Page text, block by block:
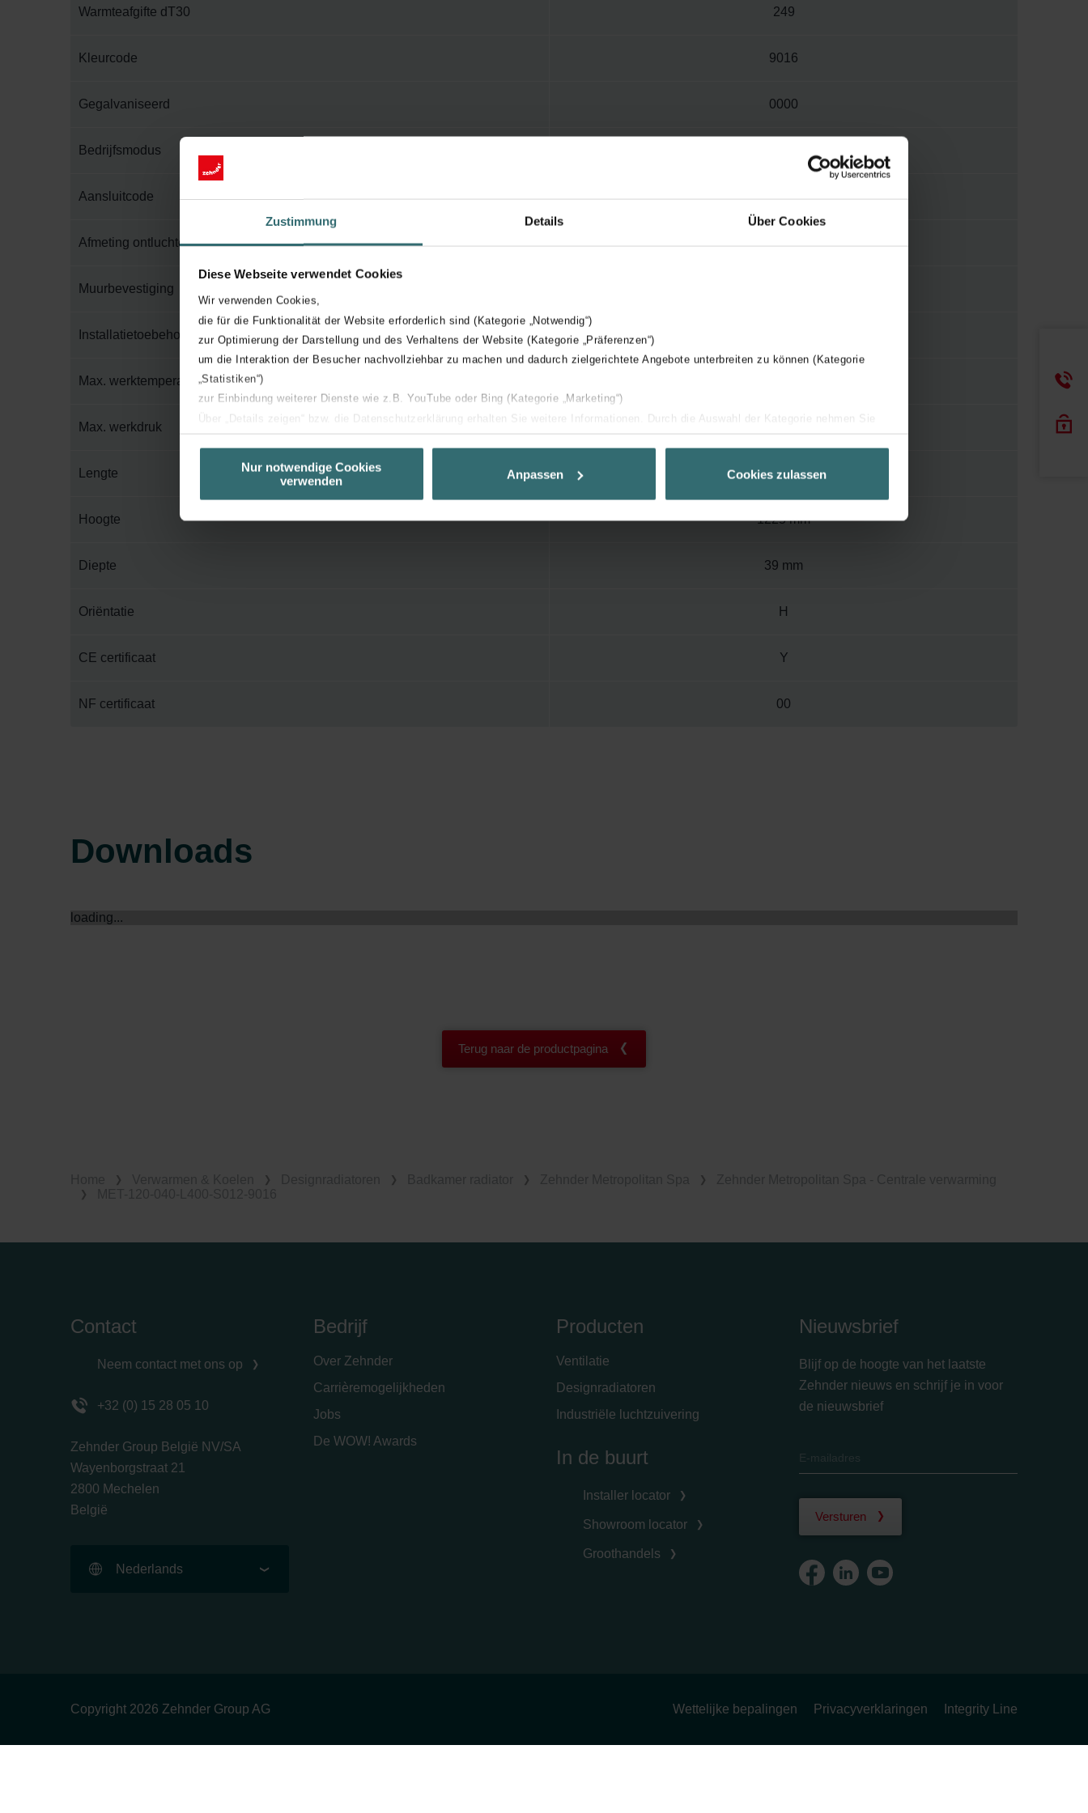
Zustimmung Details Über Cookies
Diese Webseite verwendet Cookies
Wir verwenden Cookies,
die für die Funktionalität der Website erforderlich sind (Kategorie „Notwendig“)
zur Optimierung der Darstellung und des Verhaltens der Website (Kategorie „Präferenzen“)
um die Interaktion der Besucher nachvollziehbar zu machen und dadurch zielgerichtete Angebote unterbreiten zu können (Kategorie
„Statistiken“)
zur Einbindung weiterer Dienste wie z.B. YouTube oder Bing (Kategorie „Marketing“)
Über „Details zeigen“ bzw. die Datenschutzerklärung erhalten Sie weitere Informationen. Durch die Auswahl der Kategorie nehmen Sie
unserer Website verwenden, um Ihnen die bestmögliche Nutzererfahrung zu ermöglichen und Ihnen maßgeschneiderte Informationen
basierend auf Ihren Interessen zur Verfügung zu stellen. Alle Einwilligungen können Sie selbstverständlich über einen Link in der
Datenschutzerklärung widerrufen.
Nur notwendige Cookies
verwenden
Anpassen Cookies zulassen
Warmteafgifte dT30 249
Kleurcode 9016
Gegalvaniseerd 0000
Bedrijfsmodus
Aansluitcode S012
Afmeting ontluchter 1/2"
Muurbevestiging
Installatietoebehoren in verpakking
Max. werktemperatuur
Max. werkdruk
Lengte 400 mm
Hoogte 1225 mm
Diepte 39 mm
Oriëntatie H
CE certificaat Y
NF certificaat 00
Downloads
loading...
Terug naar de productpagina
Contact
Neem contact met ons op
+32 (0) 15 28 05 10
Zehnder Group België NV/SA
Wayenborgstraat 21
2800 Mechelen
België
Nederlands
Bedrijf
Over Zehnder
Carrièremogelijkheden
Jobs
De WOW! Awards
Producten
Ventilatie
Designradiatoren
Industriële luchtzuivering
In de buurt
Installer locator
Showroom locator
Groothandels
Nieuwsbrief
Blijf op de hoogte van het laatste
Zehnder nieuws en schrijf je in voor
de nieuwsbrief
Versturen
Copyright 2026 Zehnder Group AG Wettelijke bepalingen Privacyverklaringen Integrity Line